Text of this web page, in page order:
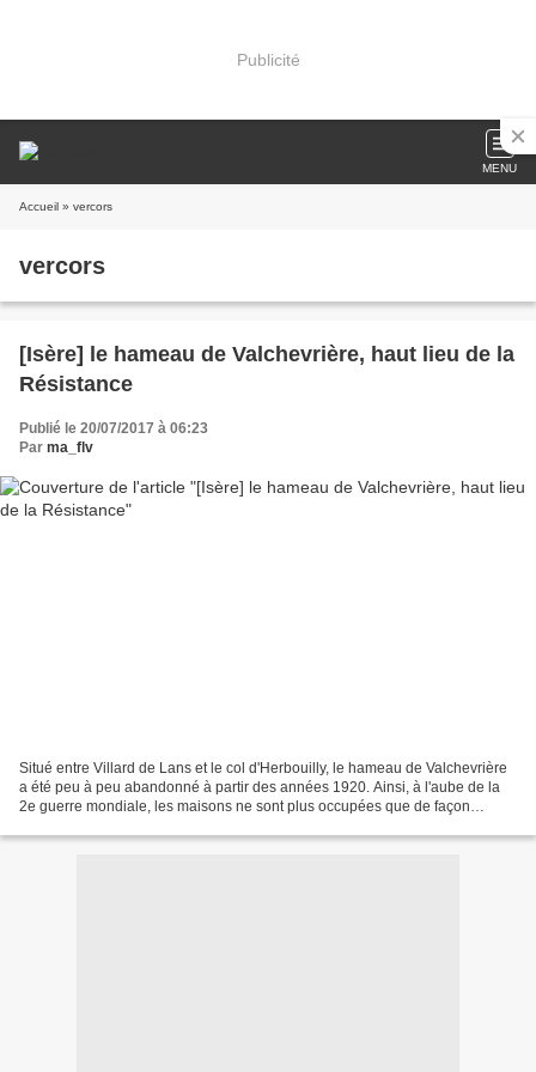
Publicité
MENU
Accueil » vercors
vercors
[Isère] le hameau de Valchevrière, haut lieu de la
Résistance
Publié le 20/07/2017 à 06:23
Par ma_flv
Situé entre Villard de Lans et le col d'Herbouilly, le hameau de Valchevrière
a été peu à peu abandonné à partir des années 1920. Ainsi, à l'aube de la
2e guerre mondiale, les maisons ne sont plus occupées que de façon